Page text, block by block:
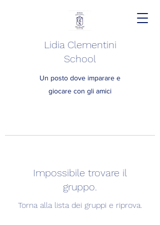
Lidia Clementini
School
Un posto dove imparare e
giocare con gli amici
Impossibile trovare il
gruppo.
Torna alla lista dei gruppi e riprova.